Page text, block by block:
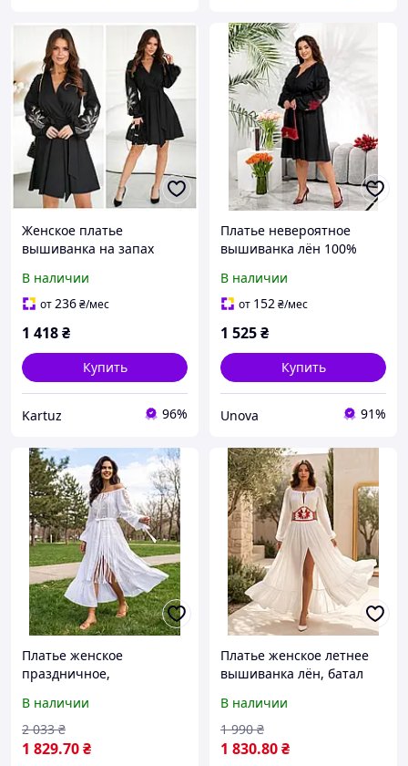
Женское платье
вышиванка на запах
В наличии
от236₴/мес
1 418₴
Купить
Kartuz 96%
Платье невероятное
вышиванка лён 100%
машинная вышивка
В наличии
от 152₴/мес
1 525₴
Купить
Unova 91%
Платье женское
праздничное,
oversize ОГ 90-140
В наличии
1 829.70₴
2 033 ₴
Платье женское летнее
вышиванка лён, батал
В наличии
1 830.80₴
1 990 ₴